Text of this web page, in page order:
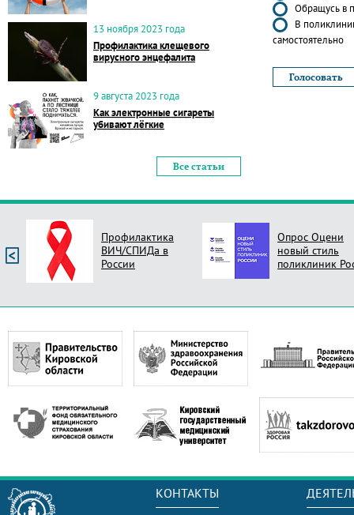
13 ноября 2023 года
Профилактика клещевого
вирусного энцефалита
9 августа 2023 года
Как электронные сигареты
убивают лёгкие
Все статьи
Обращусь в
В
самостоятельно
Профилактика
ВИЧ/СПИДа в
России
Опрос Оцени
новый стиль
поликлиник
КОНТАКТЫ